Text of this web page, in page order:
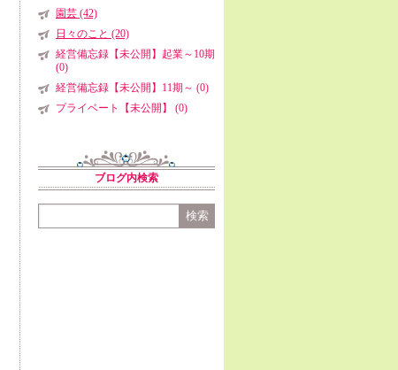
園芸 (42)
日々のこと (20)
経営備忘録【未公開】起業～10期
(0)
経営備忘録【未公開】11期～ (0)
プライベート【未公開】 (0)
ブログ内検索